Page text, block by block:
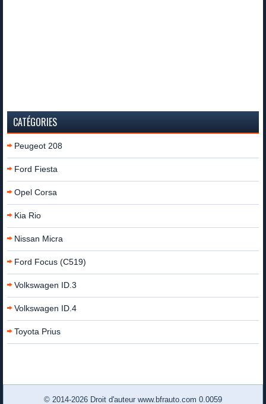
CATÉGORIES
Peugeot 208
Ford Fiesta
Opel Corsa
Kia Rio
Nissan Micra
Ford Focus (C519)
Volkswagen ID.3
Volkswagen ID.4
Toyota Prius
© 2014-2026 Droit d'auteur www.bfrauto.com 0.0059